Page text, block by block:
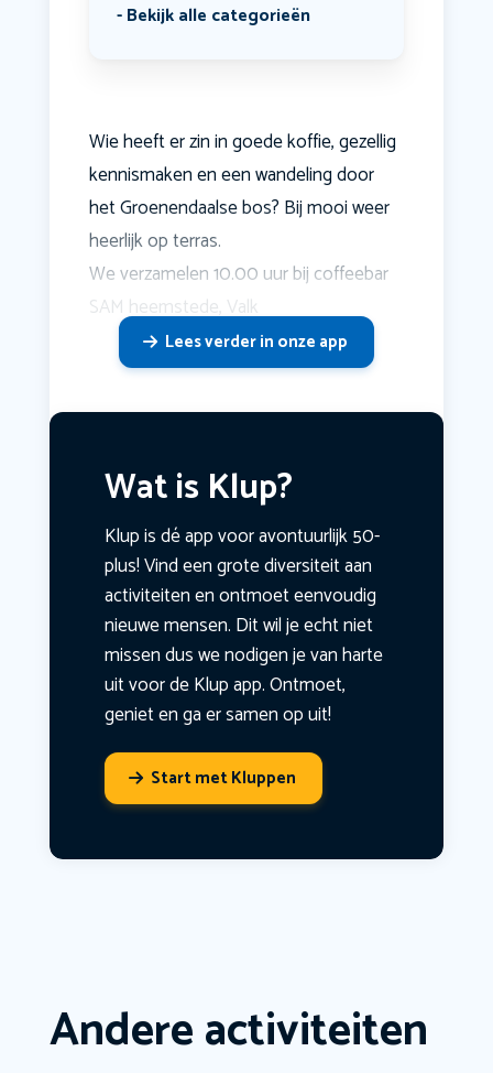
Bekijk alle categorieën
Wie heeft er zin in goede koffie, gezellig
kennismaken en een wandeling door
het Groenendaalse bos? Bij mooi weer
heerlijk op terras.
We verzamelen 10.00 uur bij coffeebar
SAM heemstede, Valk
Lees verder in onze app
Wat is Klup?
Klup is dé app voor avontuurlijk 50-
plus! Vind een grote diversiteit aan
activiteiten en ontmoet eenvoudig
nieuwe mensen. Dit wil je echt niet
missen dus we nodigen je van harte
uit voor de Klup app. Ontmoet,
geniet en ga er samen op uit!
Start met Kluppen
Andere activiteiten